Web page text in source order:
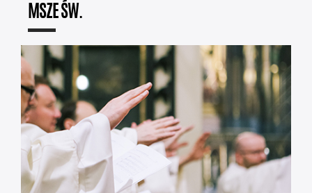
MSZE ŚW.